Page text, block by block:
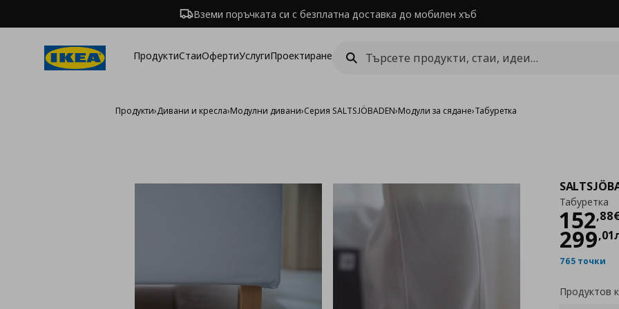
Вземи поръчката си с безплатна доставка до мобилен хъб
ПродуктиСтаиОфертиУслугиПроектиране
Продукти›Дивани и кресла›Модулни дивани›Серия SALTSJÖBADEN›Модули за сядане›Табуретка
Табуретка
152,88
299,01
765 точки
Продуктов